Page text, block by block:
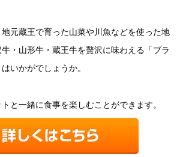
元蔵王で育った山菜や川魚などを使った地
・山形牛・蔵王牛を贅沢に味わえる「ブラ
いかがでしょうか。
と一緒に食事を楽しむことができます。